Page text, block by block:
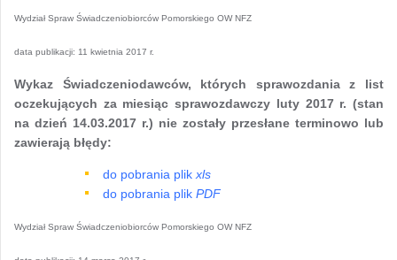
Wydział Spraw Świadczeniobiorców Pomorskiego OW NFZ
data publikacji: 11 kwietnia 2017 r.
Wykaz Świadczeniodawców, których sprawozdania z list
oczekujących za miesiąc sprawozdawczy luty 2017 r. (stan
na dzień 14.03.2017 r.) nie zostały przesłane terminowo lub
zawierają błędy:
do pobrania plik xls
do pobrania plik PDF
Wydział Spraw Świadczeniobiorców Pomorskiego OW NFZ